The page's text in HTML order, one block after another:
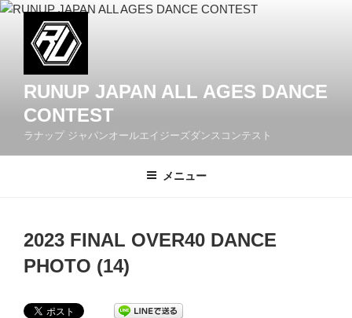
コ
ッ
RUNUP JAPAN ALL AGES DANCE
CONTEST
ラナップ ジャパンオールエイジーズダンスコンテスト
メニュー
2023 FINAL OVER40 DANCE
PHOTO (14)